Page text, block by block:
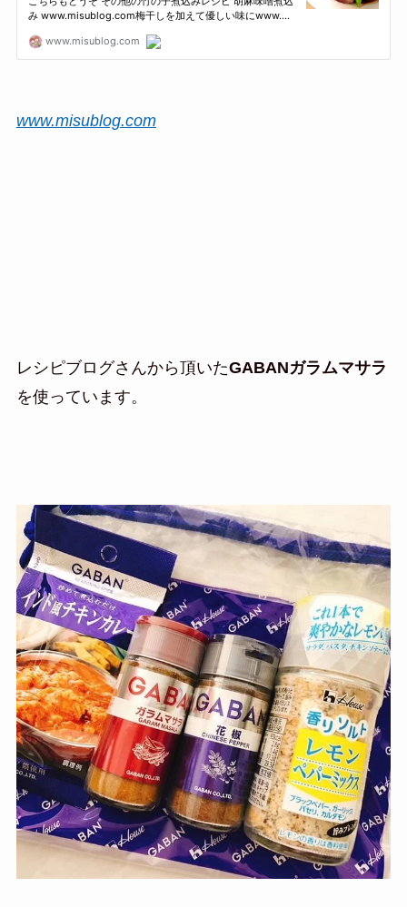
www.misublog.com
レシピブログさんから頂いたGABANガラムマサラ
を使っています。